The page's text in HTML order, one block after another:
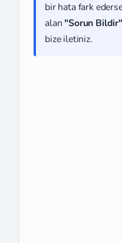
bir hata fark
alan "Sorun Bildir"
bize iletiniz.